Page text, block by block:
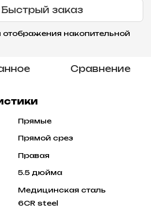
Быстрый заказ
отображения накопительной
Сравнение
Прямые
Прямой срез
Правая
5.5 дюйма
Медицинская сталь
6CR steel